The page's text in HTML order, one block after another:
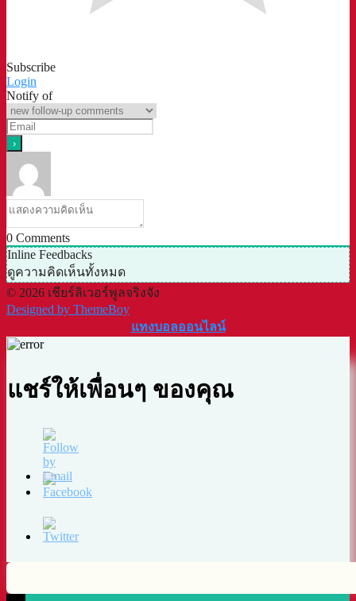
Subscribe
Login
Notify of
0 Comments
Inline Feedbacks
ดูความคิดเห็นทั้งหมด
© 2026 เชียร์ลิเวอร์พูลจริงจัง
Designed by ThemeBoy
แทงบอลออนไลน์
แชร์ให้เพื่อนๆ ของคุณ